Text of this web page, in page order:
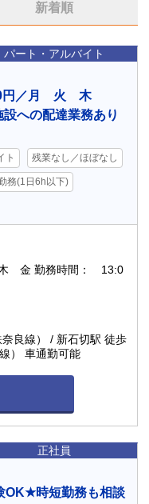
新着順
パート・アルバイト
円／月 火 木
への配達業務あり
ト 残業なし／ほぼなし
務(1日6h以下)
金 勤務時間： 13:0
良線） / 新石切駅 徒歩
） 車通勤可能
正社員
OK★時短勤務も相談